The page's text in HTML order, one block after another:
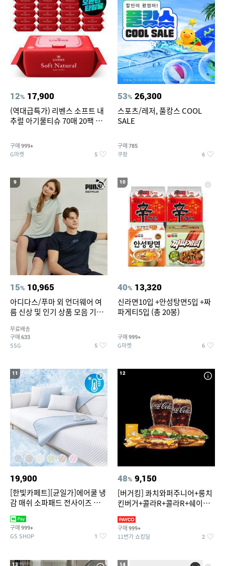
12% 17,900
(역대급특가) 리벤스 소프트 내
추럴 아기물티슈 70매 20팩 캡
구매 999+
G마켓 5
53% 26,300
스포츠/레저, 풀캉스 COOL
SALE
구매 785
쿠팡 6
9
15% 10,965
아디다스/푸마 외 언더웨어 여
름 신상 및 인기 상품 모음 기획
무료배송
구매 633
SSG 5
10
40% 13,320
신라면10입 +안성탕면5입 +짜
파게티5입 (총 20봉)
구매 999+
G마켓 6
11
19,900
[한빛카페트][균일가]에어쿨 냉
감 매쉬 소파패드 전사이즈 균일
구매 999+
GS SHOP 1
12
48% 9,150
[버거킹] 콰치와퍼주니어+롱치
킨버거+콜라R+콜라R+쉐이킹
구매 999+
11번가 쇼킹딜 2
13 14